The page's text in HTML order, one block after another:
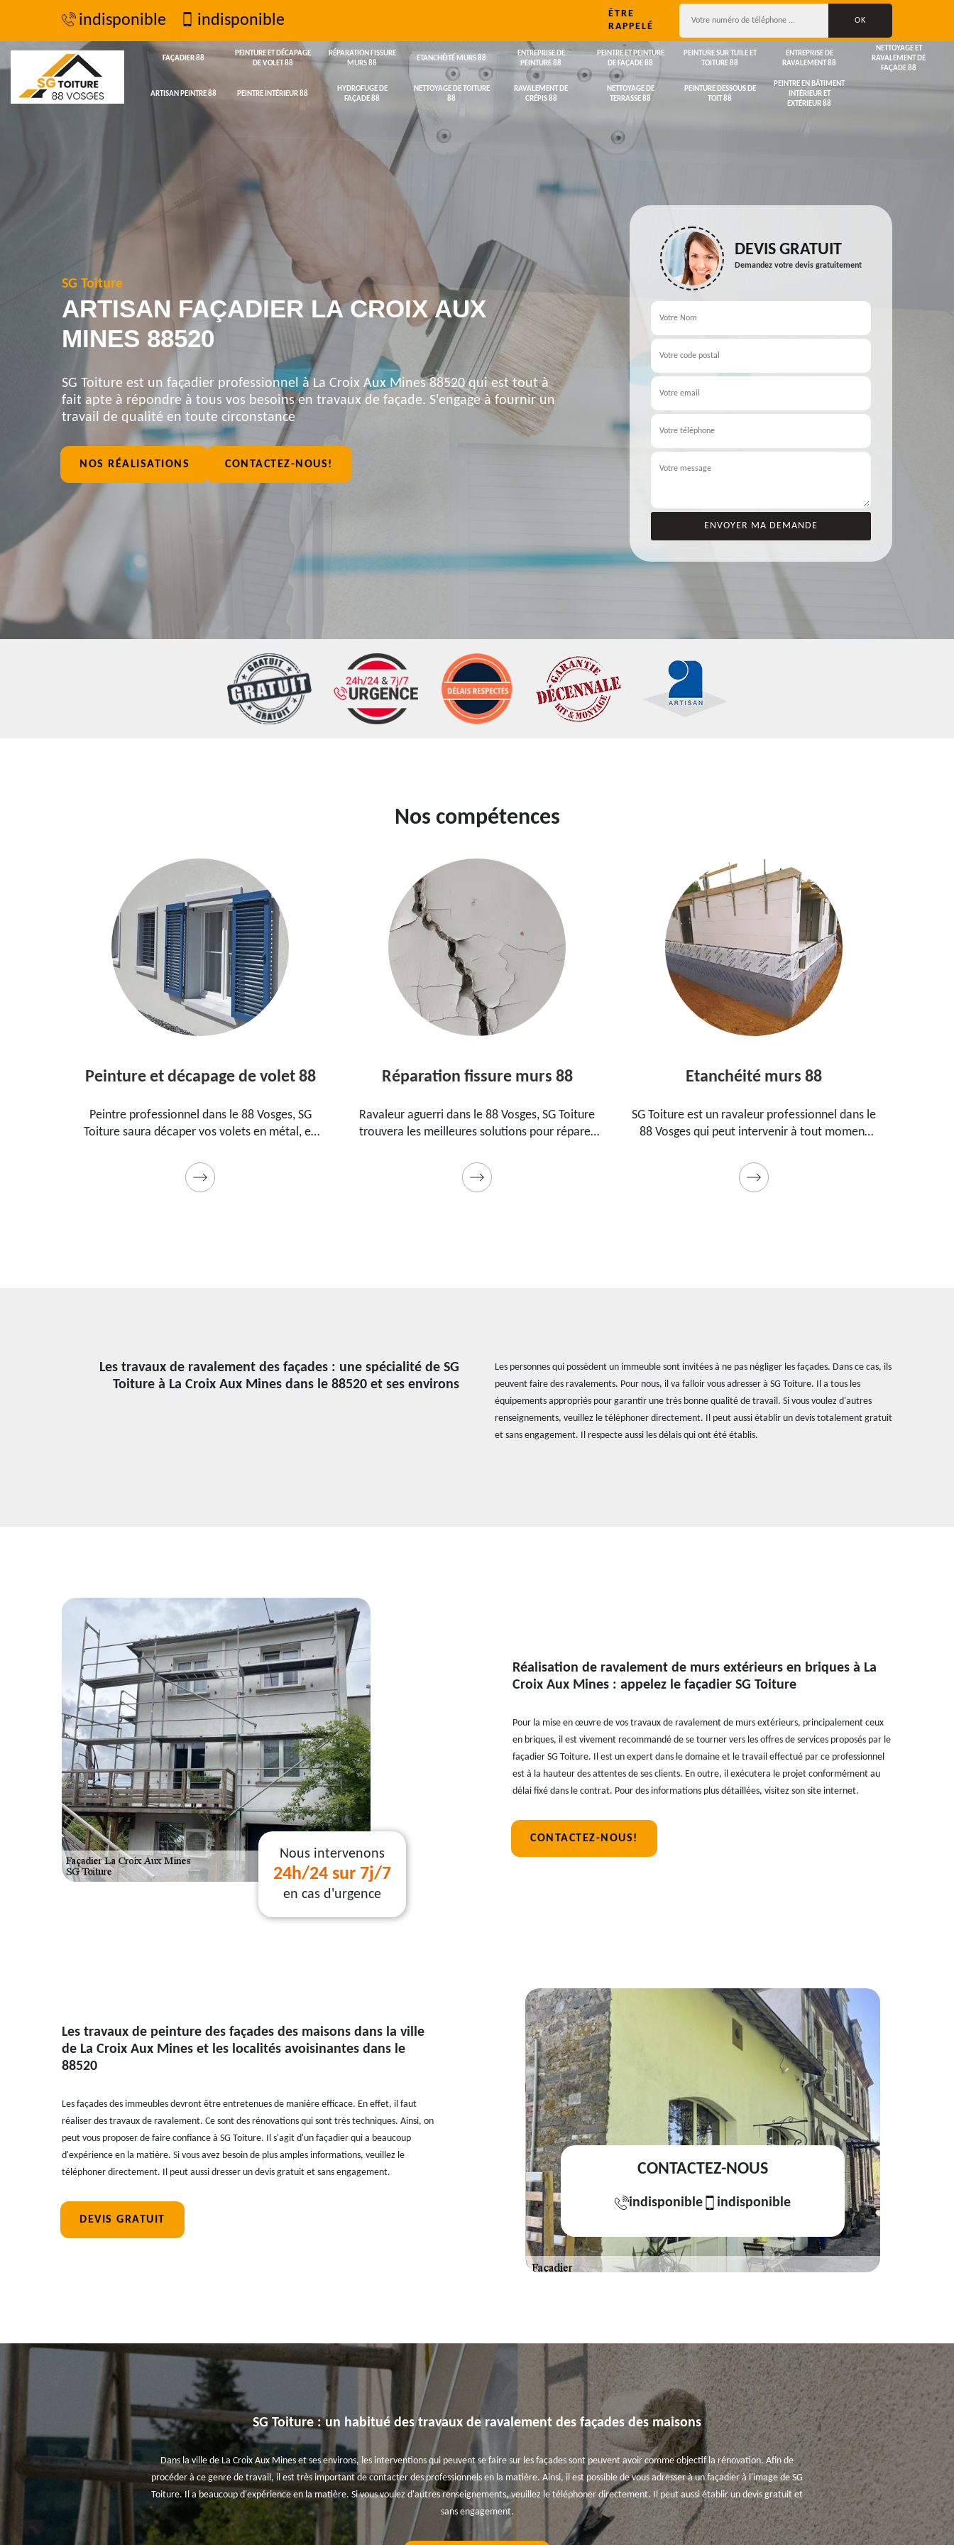
indisponible indisponible
ÊTRE
RAPPELÉ
FAÇADIER 88
PEINTURE ET DÉCAPAGE
DE VOLET 88
RÉPARATION FISSURE
MURS 88
ETANCHÉITÉ MURS 88
ENTREPRISE DE
PEINTURE 88
PEINTRE ET PEINTURE
DE FAÇADE 88
PEINTURE SUR TUILE ET
TOITURE 88
ENTREPRISE DE
RAVALEMENT 88
NETTOYAGE ET
RAVALEMENT DE
FAÇADE 88
ARTISAN PEINTRE 88 PEINTRE INTÉRIEUR 88
HYDROFUGE DE
FAÇADE 88
NETTOYAGE DE TOITURE
88
RAVALEMENT DE
CRÉPIS 88
NETTOYAGE DE
TERRASSE 88
PEINTURE DESSOUS DE
TOIT 88
PEINTRE EN BÂTIMENT
INTÉRIEUR ET
EXTÉRIEUR 88
SG Toiture
ARTISAN FAÇADIER LA CROIX AUX
MINES 88520
SG Toiture est un façadier professionnel à La Croix Aux Mines 88520 qui est tout à
fait apte à répondre à tous vos besoins en travaux de façade. S'engage à fournir un
travail de qualité en toute circonstance
NOS RÉALISATIONS CONTACTEZ-NOUS!
DEVIS GRATUIT
Demandez votre devis gratuitement
Nos compétences
Peinture et décapage de volet 88
Peintre professionnel dans le 88 Vosges, SG
Toiture saura décaper vos volets en métal, en
Utilise des produits et des peintures de qualité.
Devis détaillé offert
Réparation fissure murs 88
Ravaleur aguerri dans le 88 Vosges, SG Toiture
trouvera les meilleures solutions pour réparer
qualité et des matériels professionnels. Travaux
garantis décennaux
Etanchéité murs 88
SG Toiture est un ravaleur professionnel dans le
88 Vosges qui peut intervenir à tout moment
pas cher pour ce faire
Les travaux de ravalement des façades : une spécialité de SG
Toiture à La Croix Aux Mines dans le 88520 et ses environs
Les personnes qui possèdent un immeuble sont invitées à ne pas négliger les façades. Dans ce cas, ils
peuvent faire des ravalements. Pour nous, il va falloir vous adresser à SG Toiture. Il a tous les
équipements appropriés pour garantir une très bonne qualité de travail. Si vous voulez d'autres
renseignements, veuillez le téléphoner directement. Il peut aussi établir un devis totalement gratuit
et sans engagement. Il respecte aussi les délais qui ont été établis.
Nous intervenons
24h/24 sur 7j/7
en cas d'urgence
Réalisation de ravalement de murs extérieurs en briques à La
Croix Aux Mines : appelez le façadier SG Toiture
Pour la mise en œuvre de vos travaux de ravalement de murs extérieurs, principalement ceux
en briques, il est vivement recommandé de se tourner vers les offres de services proposés par le
façadier SG Toiture. Il est un expert dans le domaine et le travail effectué par ce professionnel
est à la hauteur des attentes de ses clients. En outre, il exécutera le projet conformément au
délai fixé dans le contrat. Pour des informations plus détaillées, visitez son site internet.
CONTACTEZ-NOUS!
Les travaux de peinture des façades des maisons dans la ville
de La Croix Aux Mines et les localités avoisinantes dans le
88520
Les façades des immeubles devront être entretenues de manière efficace. En effet, il faut
réaliser des travaux de ravalement. Ce sont des rénovations qui sont très techniques. Ainsi, on
peut vous proposer de faire confiance à SG Toiture. Il s'agit d'un façadier qui a beaucoup
d'expérience en la matière. Si vous avez besoin de plus amples informations, veuillez le
téléphoner directement. Il peut aussi dresser un devis gratuit et sans engagement.
DEVIS GRATUIT
CONTACTEZ-NOUS
indisponible indisponible
SG Toiture : un habitué des travaux de ravalement des façades des maisons
Dans la ville de La Croix Aux Mines et ses environs, les interventions qui peuvent se faire sur les façades sont peuvent avoir comme objectif la rénovation. Afin de
procéder à ce genre de travail, il est très important de contacter des professionnels en la matière. Ainsi, il est possible de vous adresser à un façadier à l'image de SG
Toiture. Il a beaucoup d'expérience en la matière. Si vous voulez d'autres renseignements, veuillez le téléphoner directement. Il peut aussi établir un devis gratuit et
sans engagement.